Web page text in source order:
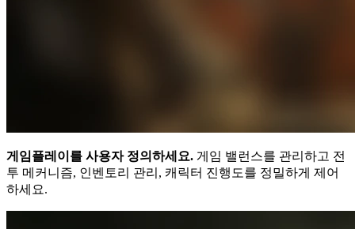
게임플레이를 사용자 정의하세요. 게임 밸런스를 관리하고 전
투 메커니즘, 인벤토리 관리, 캐릭터 진행도를 정밀하게 제어
하세요.